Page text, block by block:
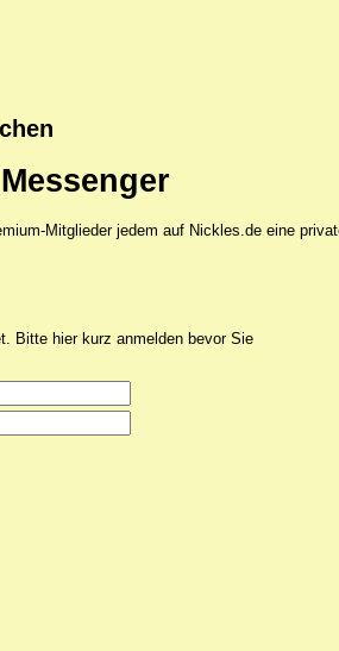
Mitglieder jedem auf Nickles.de eine
Bitte hier kurz anmelden bevor Sie